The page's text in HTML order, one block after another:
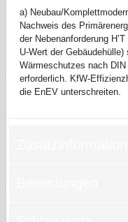
a) Neubau/
Nachweis des
der Nebenanforderung
U-Wert der
Wärmeschutzes nach DIN
erforderlich. KfW-
die EnEV unterschreiten.